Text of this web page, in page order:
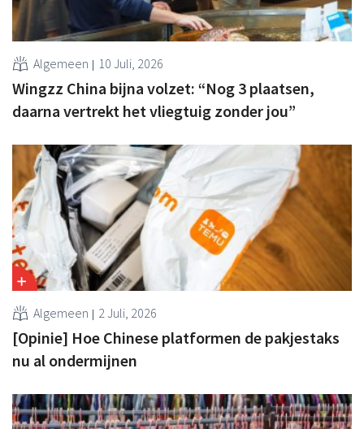
Algemeen 10 Juli, 2026
Wingzz China bijna volzet: “Nog 3 plaatsen,
daarna vertrekt het vliegtuig zonder jou”
Algemeen 2 Juli, 2026
[Opinie] Hoe Chinese platformen de pakjestaks
nu al ondermijnen